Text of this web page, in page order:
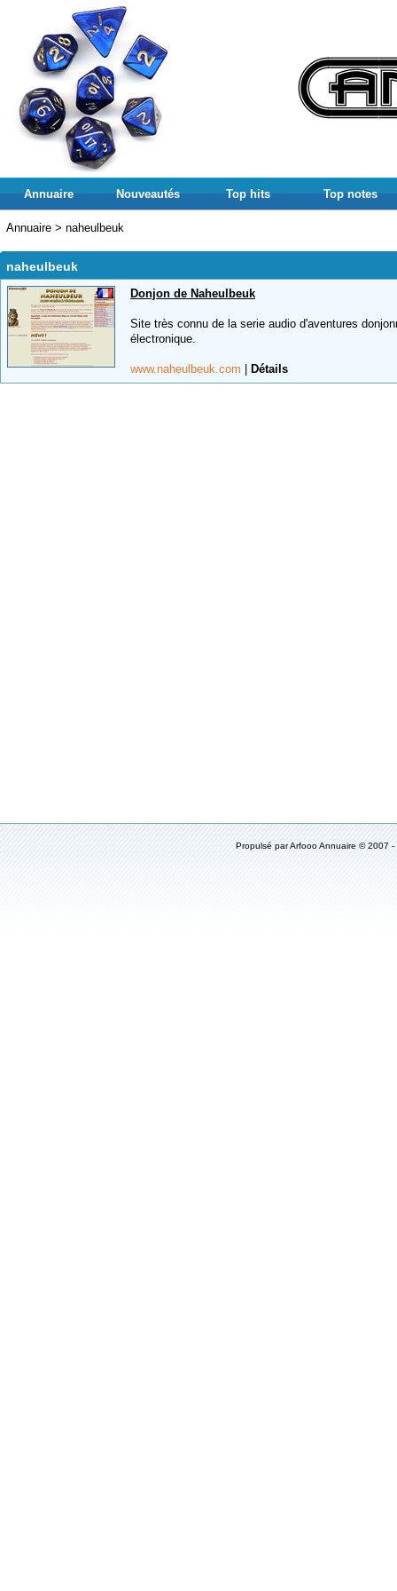
Annuaire Nouveautés Top hits Top notes
Annuaire > naheulbeuk
naheulbeuk
Donjon de Naheulbeuk
Site très connu de la serie audio d'aventures
électronique.
www.naheulbeuk.com Détails
Propulsé parArfooo Annuaire © 2007